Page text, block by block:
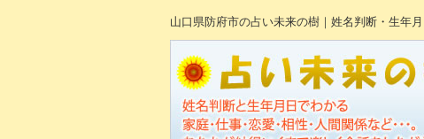
山口県防府市の占い未来の樹｜姓名判断・生年